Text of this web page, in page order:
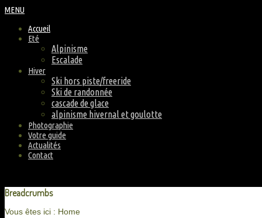
MENU
Accueil
Eté
Alpinisme
Escalade
Hiver
Ski hors piste/freeride
Ski de randonnée
cascade de glace
alpinisme hivernal et goulotte
Photographie
Votre guide
Actualités
Contact
Breadcrumbs
Vous êtes ici : Home